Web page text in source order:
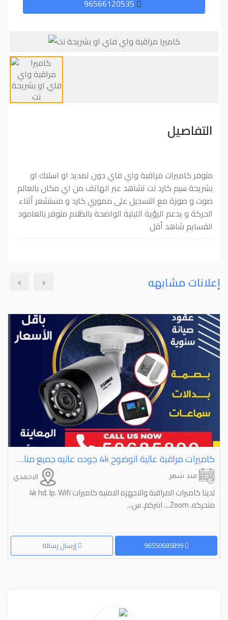
التفاصيل
متوفر كاميرات مراقبة واي فاي دون تمديد او اسلاك او
بشريحة سيم كارد نت تشاهد عبر الهاتف من اي مكان بالعالم
صوت و صورة مع التسجيل على مموري كارد و مستشعر أثناء
الحركة و يدعم الرؤية الليلية الواضحة بالظلام متوفر بالعامود
القسايم شاهد أقل
إعلانات مشابهه
كاميرات مراقبة عالية الوضوح ⁦⁦4k⁩⁩ جوده عاليه جميع مناطق الكويت
الاحمدي منذ شهر
لدينا كاميرات المراقبة والاجهزه الامنيه كاميرات 4k hd. Ip. Wifi
متحركه. Zoom.... انتركم. س...
إرسال رسالة 96550685899
‹
›